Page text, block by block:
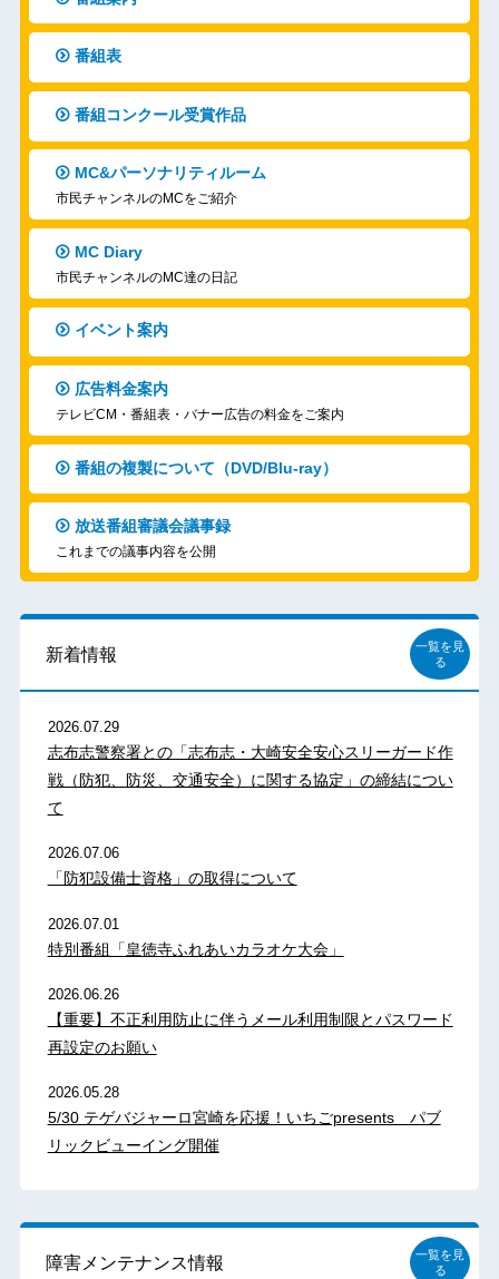
番組表
番組コンクール受賞作品
MC&パーソナリティルーム
市民チャンネルのMCをご紹介
MC Diary
市民チャンネルのMC達の日記
イベント案内
広告料金案内
テレビCM・番組表・バナー広告の料金をご案内
番組の複製について（DVD/Blu-ray）
放送番組審議会議事録
これまでの議事内容を公開
新着情報
一覧を見
る
2026.07.29
志布志警察署との「志布志・大崎安全安心スリーガード作
戦（防犯、防災、交通安全）に関する協定」の締結につい
て
2026.07.06
「防犯設備士資格」の取得について
2026.07.01
特別番組「皇徳寺ふれあいカラオケ大会」
2026.06.26
【重要】不正利用防止に伴うメール利用制限とパスワード
再設定のお願い
2026.05.28
5/30 テゲバジャーロ宮崎を応援！いちごpresents パブ
リックビューイング開催
障害メンテナンス情報
一覧を見
る